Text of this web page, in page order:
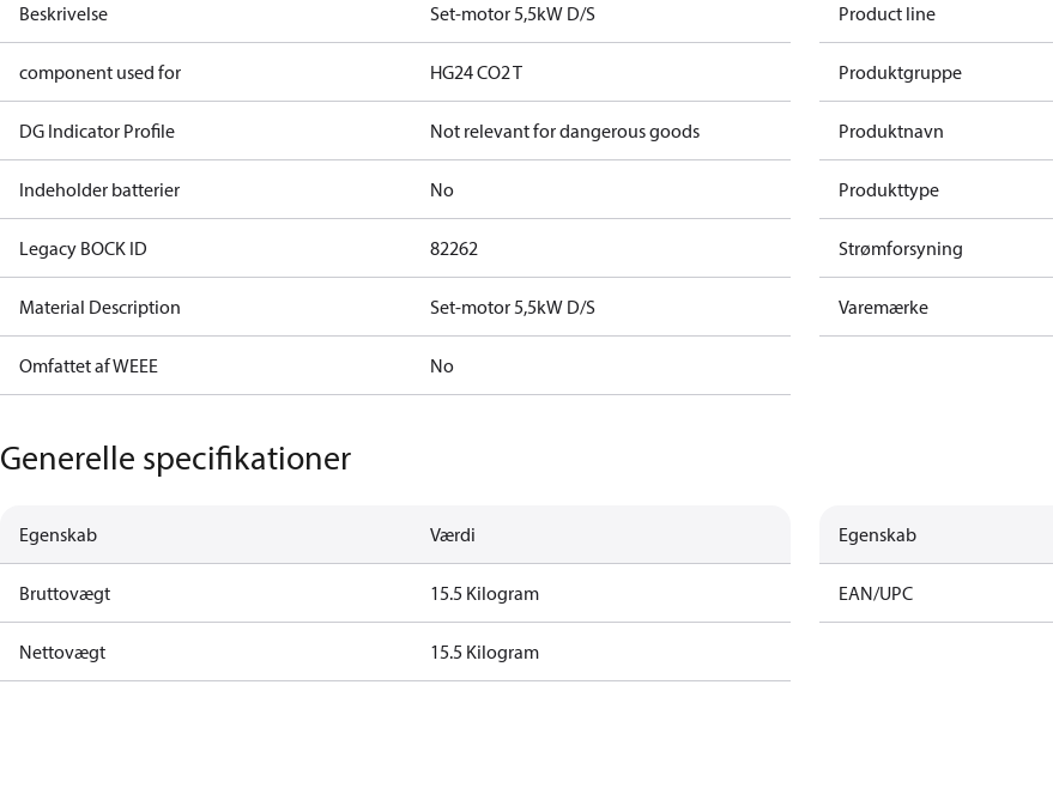
Beskrivelse Set-motor 5,5kW D/S
component used for HG24 CO2 T
DG Indicator Profile Not relevant for dangerous goods
Indeholder batterier No
Legacy BOCK ID 82262
Material Description Set-motor 5,5kW D/S
Omfattet af WEEE No
Product line
Produktgruppe
Produktnavn
Produkttype
Strømforsyning
Varemærke
Generelle specifikationer
Egenskab Værdi
Bruttovægt 15.5 Kilogram
Nettovægt 15.5 Kilogram
Egenskab
EAN/UPC